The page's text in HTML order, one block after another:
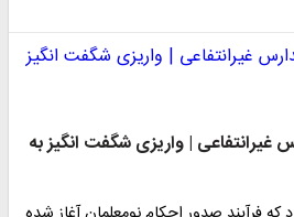
غیرانتفاعی | واریزی شگفت انگیز به